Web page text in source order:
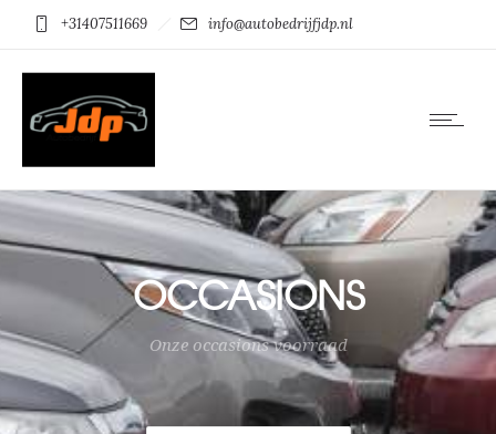
+31407511669 info@autobedrijfjdp.nl
OCCASIONS
Onze occasions voorraad